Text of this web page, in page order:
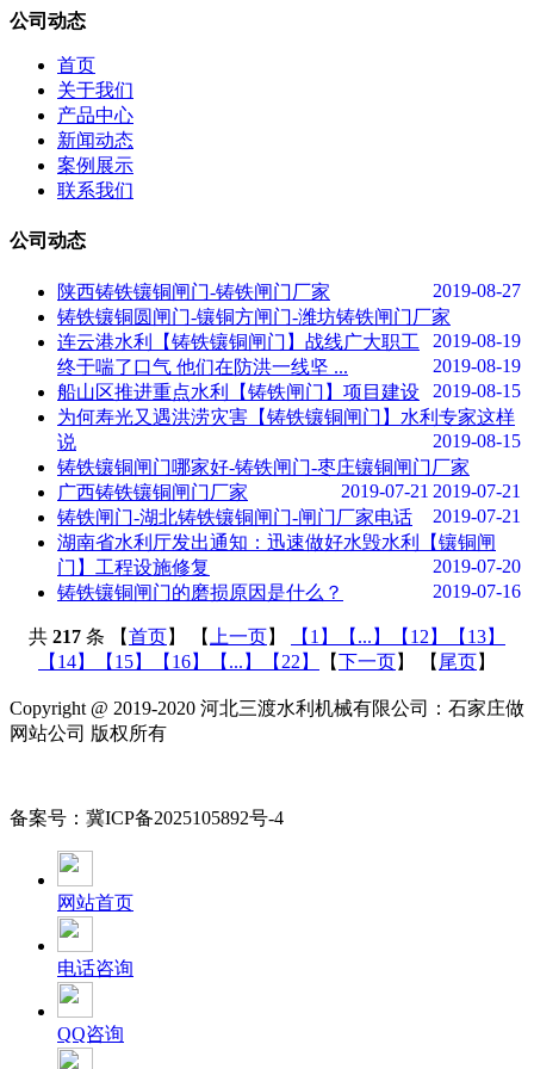
公司动态
首页
关于我们
产品中心
新闻动态
案例展示
联系我们
公司动态
陕西铸铁镶铜闸门-铸铁闸门厂家
2019-08-27
铸铁镶铜圆闸门-镶铜方闸门-潍坊铸铁闸门厂家
2019-08-19
连云港水利【铸铁镶铜闸门】战线广大职工
终于喘了口气 他们在防洪一线坚 ...
2019-08-19
船山区推进重点水利【铸铁闸门】项目建设
2019-08-15
为何寿光又遇洪涝灾害【铸铁镶铜闸门】水利专家这样
说
2019-08-15
铸铁镶铜闸门哪家好-铸铁闸门-枣庄镶铜闸门厂家
2019-07-21
广西铸铁镶铜闸门厂家
2019-07-21
铸铁闸门-湖北铸铁镶铜闸门-闸门厂家电话
2019-07-21
湖南省水利厅发出通知：迅速做好水毁水利【镶铜闸
门】工程设施修复
2019-07-20
铸铁镶铜闸门的磨损原因是什么？
2019-07-16
共 217 条 【首页】 【 上一页】 【1】 【...】 【12】
【13】
【14】
【15】 【16】 【...】 【22】 【下一页】 【 尾页】
Copyright @ 2019-2020 河北三渡水利机械有限公司：石家庄做
网站公司 版权所有
备案号：冀ICP备2025105892号-4
网站首页
电话咨询
QQ咨询